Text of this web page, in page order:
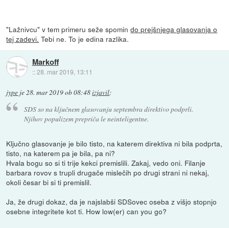
"Lažnivcu" v tem primeru seže spomindo prejšnjega glasovanja o
tej zadevi. Tebi ne. To je edina razlika.
Markoff
::28. mar 2019, 13:11
jype je28. mar 2019 ob 08:48izjavil:
SDS so na ključnem glasovanju septembra direktivo podprli.
Njihov populizem prepriča le neinteligentne.
Ključno glasovanje je bilo tisto, na katerem direktiva ni bila podprta,
tisto, na katerem pa je bila, pa ni?
Hvala bogu so si ti trije kekci premislili. Zakaj, vedo oni. Filanje
barbara rovov s trupli drugače mislečih po drugi strani ni nekaj,
okoli česar bi si ti premislil.
Ja, že drugi dokaz, da je najslabši SDSovec oseba z višjo stopnjo
osebne integritete kot ti. How low(er) can you go?